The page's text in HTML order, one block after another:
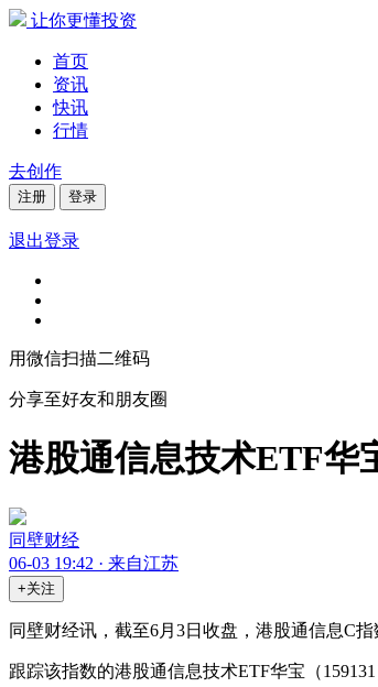
让你更懂投资
首页
资讯
快讯
行情
去创作
注册 登录
退出登录
用微信扫描二维码
分享至好友和朋友圈
港股通信息技术ETF华
同壁财经
06-03 19:42 · 来自江苏
+关注
同壁财经讯，截至6月3日收盘，港股通信息C指
跟踪该指数的港股通信息技术ETF华宝（159131